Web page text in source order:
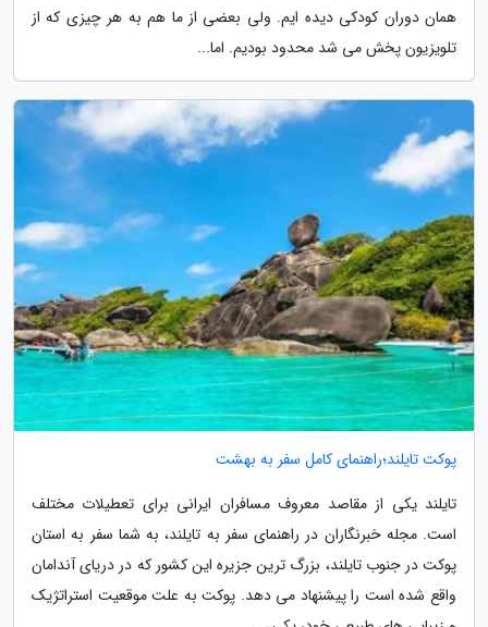
همان دوران کودکی دیده ایم. ولی بعضی از ما هم به هر چیزی که از
تلویزیون پخش می شد محدود بودیم. اما...
پوکت تایلند؛راهنمای کامل سفر به بهشت
تایلند یکی از مقاصد معروف مسافران ایرانی برای تعطیلات مختلف
است. مجله خبرنگاران در راهنمای سفر به تایلند، به شما سفر به استان
پوکت در جنوب تایلند، بزرگ ترین جزیره این کشور که در دریای آندامان
واقع شده است را پیشنهاد می دهد. پوکت به علت موقعیت استراتژیک